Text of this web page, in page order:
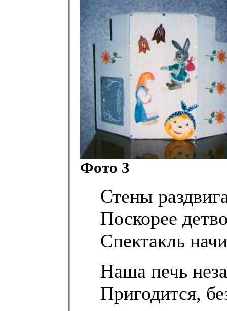
Фото 3
Стены
Поскорее
Спектакль
Наша печь
Пригодится,